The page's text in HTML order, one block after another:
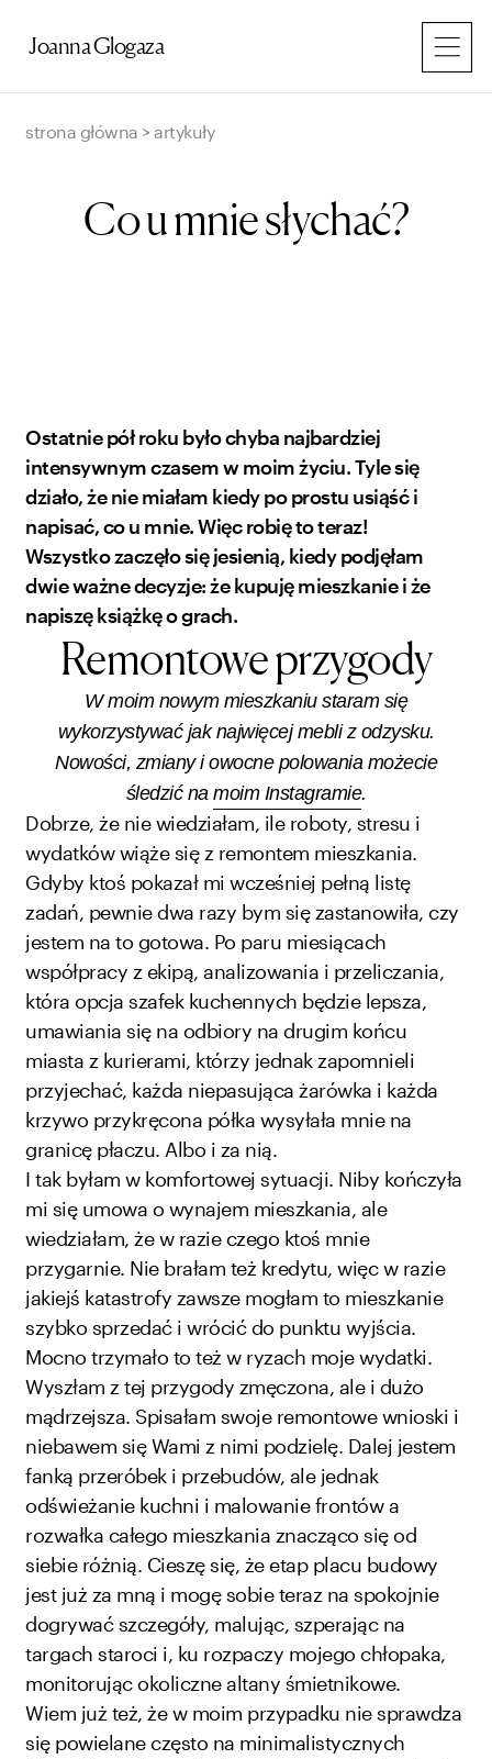
Joanna Glogaza
strona główna > artykuły
Co u mnie słychać?
Ostatnie pół roku było chyba najbardziej
intensywnym czasem w moim życiu. Tyle się
działo, że nie miałam kiedy po prostu usiąść i
napisać, co u mnie. Więc robię to teraz!
Wszystko zaczęło się jesienią, kiedy podjęłam
dwie ważne decyzje: że kupuję mieszkanie i że
napiszę książkę o grach.
Remontowe przygody
W moim nowym mieszkaniu staram się
wykorzystywać jak najwięcej mebli z odzysku.
Nowości, zmiany i owocne polowania możecie
śledzić na moim Instagramie.
Dobrze, że nie wiedziałam, ile roboty, stresu i
wydatków wiąże się z remontem mieszkania.
Gdyby ktoś pokazał mi wcześniej pełną listę
zadań, pewnie dwa razy bym się zastanowiła, czy
jestem na to gotowa. Po paru miesiącach
współpracy z ekipą, analizowania i przeliczania,
która opcja szafek kuchennych będzie lepsza,
umawiania się na odbiory na drugim końcu
miasta z kurierami, którzy jednak zapomnieli
przyjechać, każda niepasująca żarówka i każda
krzywo przykręcona półka wysyłała mnie na
granicę płaczu. Albo i za nią.
I tak byłam w komfortowej sytuacji. Niby kończyła
mi się umowa o wynajem mieszkania, ale
wiedziałam, że w razie czego ktoś mnie
przygarnie. Nie brałam też kredytu, więc w razie
jakiejś katastrofy zawsze mogłam to mieszkanie
szybko sprzedać i wrócić do punktu wyjścia.
Mocno trzymało to też w ryzach moje wydatki.
Wyszłam z tej przygody zmęczona, ale i dużo
mądrzejsza. Spisałam swoje remontowe wnioski i
niebawem się Wami z nimi podzielę. Dalej jestem
fanką przeróbek i przebudów, ale jednak
odświeżanie kuchni i malowanie frontów a
rozwałka całego mieszkania znacząco się od
siebie różnią. Cieszę się, że etap placu budowy
jest już za mną i mogę sobie teraz na spokojnie
dogrywać szczegóły, malując, szperając na
targach staroci i, ku rozpaczy mojego chłopaka,
monitorując okoliczne altany śmietnikowe.
Wiem już też, że w moim przypadku nie sprawdza
się powielane często na minimalistycznych